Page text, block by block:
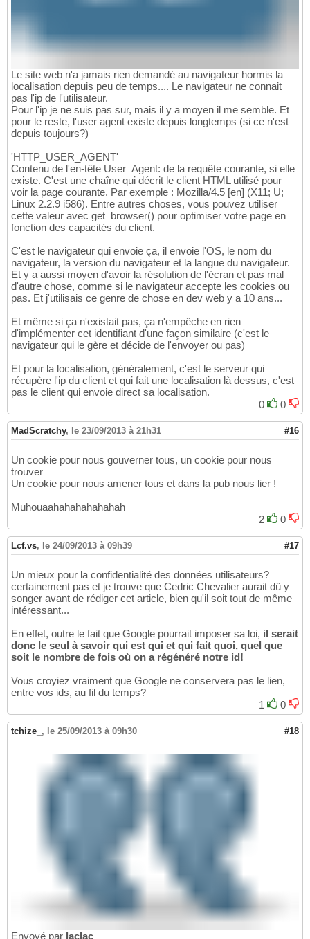
Le site web n'a jamais rien demandé au navigateur hormis la
localisation depuis peu de temps.... Le navigateur ne connait
pas l'ip de l'utilisateur.
Pour l'ip je ne suis pas sur, mais il y a moyen il me semble. Et
pour le reste, l'user agent existe depuis longtemps (si ce n'est
depuis toujours?)
'HTTP_USER_AGENT'
Contenu de l'en-tête User_Agent: de la requête courante, si elle
existe. C'est une chaîne qui décrit le client HTML utilisé pour
voir la page courante. Par exemple : Mozilla/4.5 [en] (X11; U;
Linux 2.2.9 i586). Entre autres choses, vous pouvez utiliser
cette valeur avec get_browser() pour optimiser votre page en
fonction des capacités du client.
C'est le navigateur qui envoie ça, il envoie l'OS, le nom du
navigateur, la version du navigateur et la langue du navigateur.
Et y a aussi moyen d'avoir la résolution de l'écran et pas mal
d'autre chose, comme si le navigateur accepte les cookies ou
pas. Et j'utilisais ce genre de chose en dev web y a 10 ans...
Et même si ça n'existait pas, ça n'empêche en rien
d'implémenter cet identifiant d'une façon similaire (c'est le
navigateur qui le gère et décide de l'envoyer ou pas)
Et pour la localisation, généralement, c'est le serveur qui
récupère l'ip du client et qui fait une localisation là dessus, c'est
pas le client qui envoie direct sa localisation.
0
0
MadScratchy, le 23/09/2013 à 21h31 #16
Un cookie pour nous gouverner tous, un cookie pour nous
trouver
Un cookie pour nous amener tous et dans la pub nous lier !
Muhouaahahahahahahah
2
0
Lcf.vs, le 24/09/2013 à 09h39 #17
Un mieux pour la confidentialité des données utilisateurs?
certainement pas et je trouve que Cedric Chevalier aurait dû y
songer avant de rédiger cet article, bien qu'il soit tout de même
intéressant...
En effet, outre le fait que Google pourrait imposer sa loi, il serait
donc le seul à savoir qui est qui et qui fait quoi, quel que
soit le nombre de fois où on a régénéré notre id!
Vous croyiez vraiment que Google ne conservera pas le lien,
entre vos ids, au fil du temps?
1
0
tchize_ , le 25/09/2013 à 09h30 #18
Envoyé par laclac